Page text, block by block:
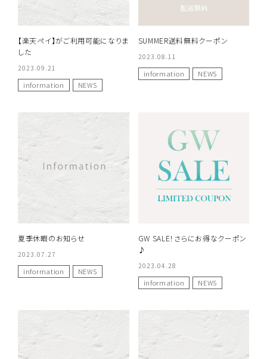
【楽天ペイ】がご利用可能になりま
した
2023.09.21
information NEWS
SUMMER送料無料クーポン
2023.08.11
information NEWS
夏季休暇のお知らせ
2023.07.27
information NEWS
GW SALE！さらにお得なクーポン
♪
2023.04.28
information NEWS